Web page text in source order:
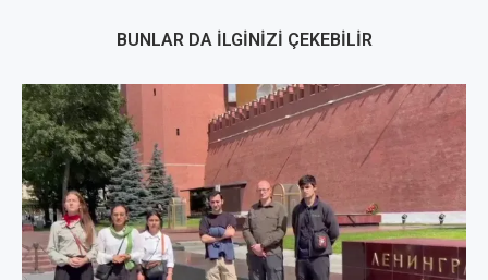
BUNLAR DA İLGINIZI ÇEKEBILIR